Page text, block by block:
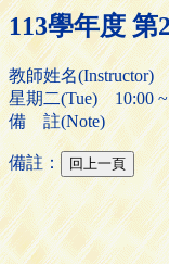
113學年度
教師姓名(Instructor)
星期二(Tue) 10:00 ~
備 註(Note)
備註：